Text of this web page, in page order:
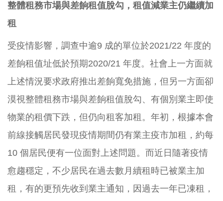
整體租務市場與差餉租值脫勾，租值減業主仍繼續加
租
受疫情影響，調查中逾9 成的單位於2021/22 年度的
差餉租值址低於預期2020/21 年度。社會上一方面就
上述情況要求政府推出差餉寬免措施，但另一方面卻
漠視整體租務市場與差餉租值脫勾、有個別業主即使
物業的租價下跌，但仍向租客加租。年初，根據本會
前線接觸居民發現疫情期間仍有業主疫市加租，約每
10 個居民便有一位面對上述問題。而近日隨著疫情
愈趨穩定，不少居民在過去數月續租時已被業主加
租，有的更預先收到業主通知，因過去一年已凍租，